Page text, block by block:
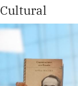
Cultural